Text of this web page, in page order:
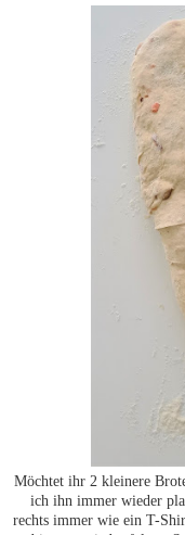
Möchtet ihr 2 kleinere
ich ihn immer wieder
rechts immer wie ein T-